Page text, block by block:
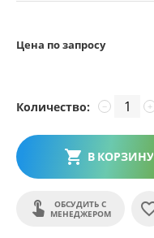
Цена по запросу
Количество: +
−
В КОРЗИНУ
ОБСУДИТЬ С
МЕНЕДЖЕРОМ